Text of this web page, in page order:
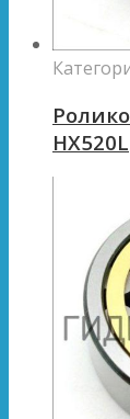
HX520L